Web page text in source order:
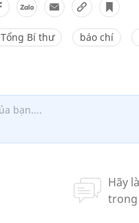
Tổng Bí thư báo chí